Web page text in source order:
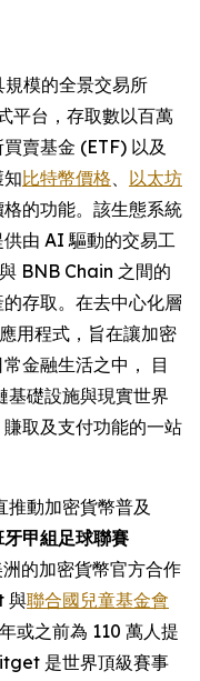
模的全景交易所
平台，存取數以百萬
賣基金 (ETF) 以及
比特幣價格、 以太坊
的功能。該生態系統
由 AI 驅動的交易工
BNB Chain 之間的
存取。在去中心化層
用程式，旨在讓加密
金融生活之中， 目
礎設施與現實世界
取及支付功能的一站
動加密貨幣普及
牙甲組足球聯賽
的加密貨幣官方合作
與聯合國兒童基金會
或之前為 110 萬人提
是世界頂級賽事